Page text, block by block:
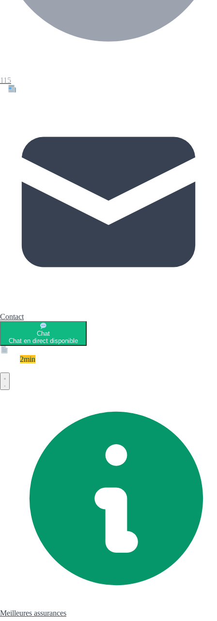
115
Contact
Chat
Chat en direct disponible
2min
Meilleures assurances